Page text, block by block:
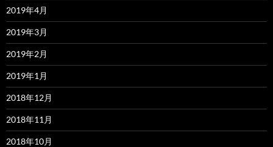
2019年4月
2019年3月
2019年2月
2019年1月
2018年12月
2018年11月
2018年10月